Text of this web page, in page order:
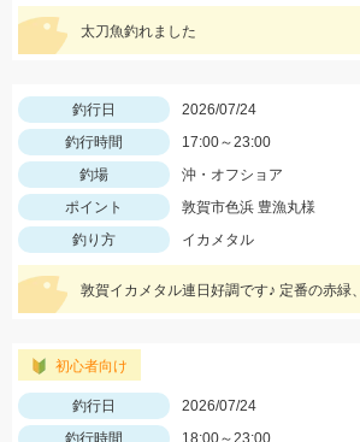
太刀魚釣れました
釣行日
2026/07/24
釣行時間
17:00～23:00
釣場
沖・オフショア
ポイント
敦賀市色浜 豊漁丸様
釣り方
イカメタル
初心者向け
釣行日
2026/07/24
釣行時間
18:00～23:00